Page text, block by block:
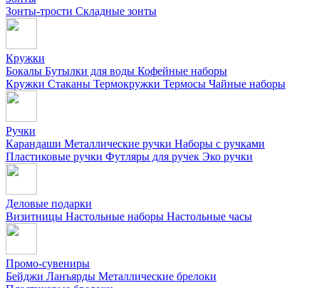
Зонты-трости Складные зонты
Кружки
Бокалы Бутылки для воды Кофейные наборы
Кружки Стаканы Термокружки Термосы Чайные наборы
Ручки
Карандаши Металлические ручки Наборы с ручками
Пластиковые ручки Футляры для ручек Эко ручки
Деловые подарки
Визитницы Настольные наборы Настольные часы
Промо-сувениры
Бейджи Ланъярды Металлические брелоки